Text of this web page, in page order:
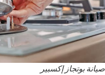
صيانة بوتجاز إكسبير